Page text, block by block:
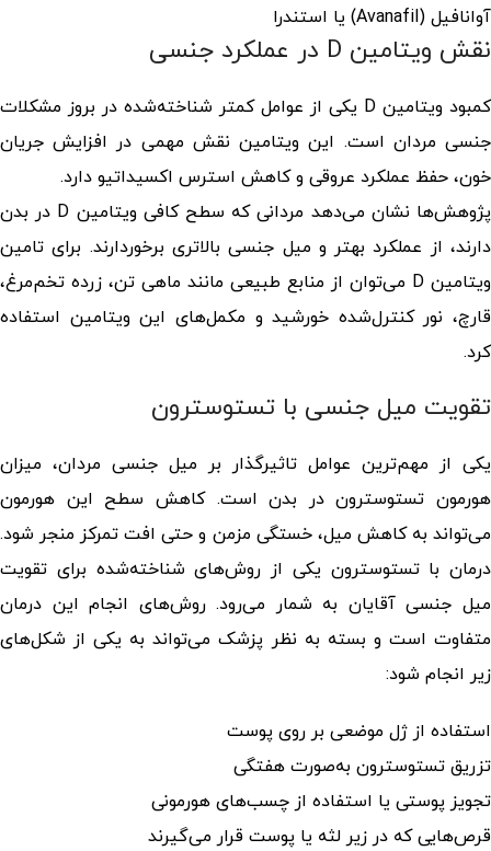
آوانافیل (Avanafil) یا استندرا
نقش ویتامین D در عملکرد جنسی
کمبود ویتامین D یکی از عوامل کمتر شناخته‌شده در بروز مشکلات
جنسی مردان است. این ویتامین نقش مهمی در افزایش جریان
خون، حفظ عملکرد عروقی و کاهش استرس اکسیداتیو دارد.
پژوهش‌ها نشان می‌دهد مردانی که سطح کافی ویتامین D در بدن
دارند، از عملکرد بهتر و میل جنسی بالاتری برخوردارند. برای تامین
ویتامین D می‌توان از منابع طبیعی مانند ماهی تن، زرده تخم‌مرغ،
قارچ، نور کنترل‌شده خورشید و مکمل‌های این ویتامین استفاده
کرد.
تقویت میل جنسی با تستوسترون
یکی از مهم‌ترین عوامل تاثیرگذار بر میل جنسی مردان، میزان
هورمون تستوسترون در بدن است. کاهش سطح این هورمون
می‌تواند به کاهش میل، خستگی مزمن و حتی افت تمرکز منجر شود.
درمان با تستوسترون یکی از روش‌های شناخته‌شده برای تقویت
میل جنسی آقایان به شمار می‌رود. روش‌های انجام این درمان
متفاوت است و بسته به نظر پزشک می‌تواند به یکی از شکل‌های
زیر انجام شود:
استفاده از ژل موضعی بر روی پوست
تزریق تستوسترون به‌صورت هفتگی
تجویز پوستی یا استفاده از چسب‌های هورمونی
قرص‌هایی که در زیر لثه یا پوست قرار می‌گیرند